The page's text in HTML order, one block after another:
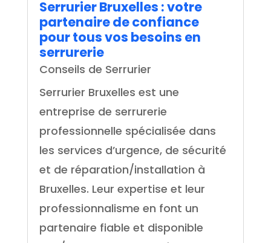
Serrurier Bruxelles : votre
partenaire de confiance
pour tous vos besoins en
serrurerie
Conseils de Serrurier
Serrurier Bruxelles est une
entreprise de serrurerie
professionnelle spécialisée dans
les services d’urgence, de sécurité
et de réparation/installation à
Bruxelles. Leur expertise et leur
professionnalisme en font un
partenaire fiable et disponible